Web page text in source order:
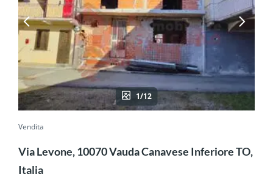
1/12
Vendita
Via Levone, 10070 Vauda Canavese Inferiore TO,
Italia